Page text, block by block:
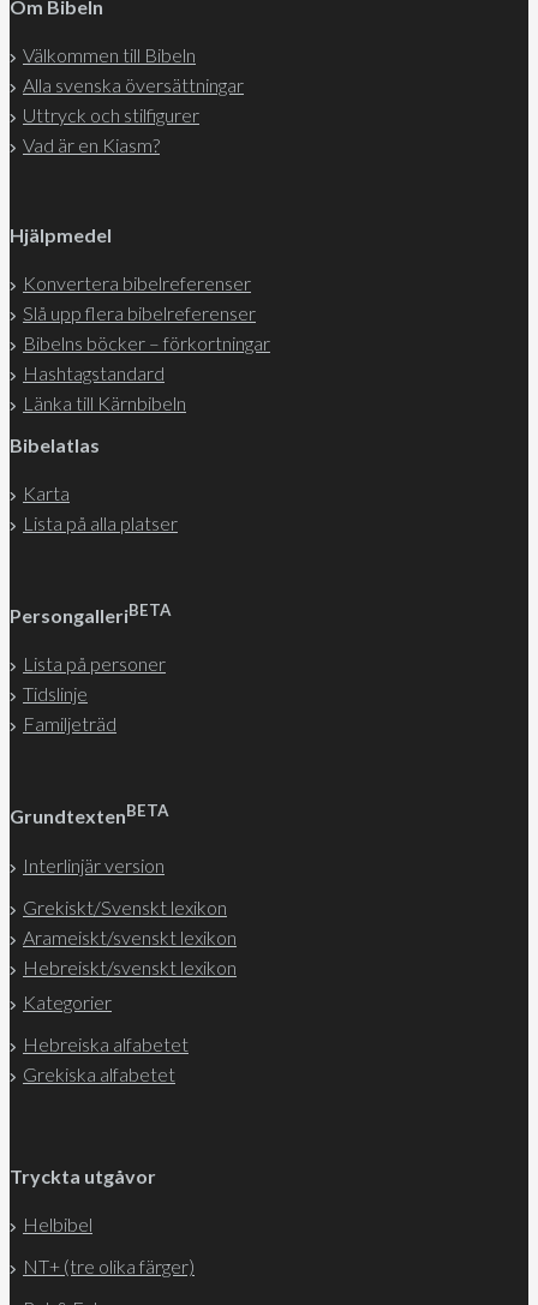
Om Bibeln
Välkommen till Bibeln
Alla svenska översättningar
Uttryck och stilfigurer
Vad är en Kiasm?
Hjälpmedel
Konvertera bibelreferenser
Slå upp flera bibelreferenser
Bibelns böcker – förkortningar
Hashtagstandard
Länka till Kärnbibeln
Bibelatlas
Karta
Lista på alla platser
PersongalleriBETA
Lista på personer
Tidslinje
Familjeträd
GrundtextenBETA
Interlinjär version
Grekiskt/Svenskt lexikon
Arameiskt/svenskt lexikon
Hebreiskt/svenskt lexikon
Kategorier
Hebreiska alfabetet
Grekiska alfabetet
Tryckta utgåvor
Helbibel
NT+ (tre olika färger)